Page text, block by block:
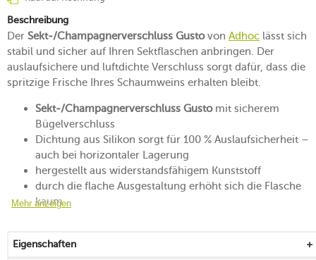
Beschreibung
Der Sekt-/Champagnerverschluss Gustovon Adhoc lässt sich
stabil und sicher auf Ihren Sektflaschen anbringen. Der
auslaufsichere und luftdichte Verschluss sorgt dafür, dass die
spritzige Frische Ihres Schaumweins erhalten bleibt.
Sekt-/Champagnerverschluss Gustomit sicherem
Bügelverschluss
Dichtung aus Silikon sorgt für 100 % Auslaufsicherheit –
auch bei horizontaler Lagerung
hergestellt aus widerstandsfähigem Kunststoff
durch die flache Ausgestaltung erhöht sich die Flasche
kaum
Mehr anzeigen
Eigenschaften